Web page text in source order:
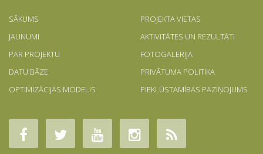
SĀKUMS
JAUNUMI
PAR PROJEKTU
DATU BĀZE
OPTIMIZĀCIJAS MODELIS
PROJEKTA VIETAS
AKTIVITĀTES UN REZULTĀTI
FOTOGALERIJA
PRIVĀTUMA POLITIKA
PIEKĻŪSTAMĪBAS PAZIŅOJUMS